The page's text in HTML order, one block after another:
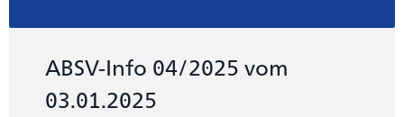
ABSV-Info 04/2025 vom
03.01.2025